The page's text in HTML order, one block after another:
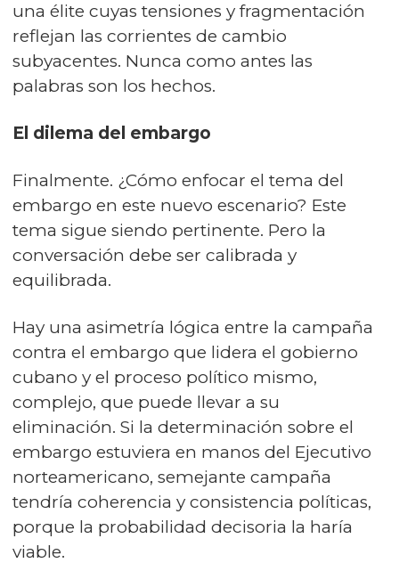
una élite cuyas tensiones y fragmentación
reflejan las corrientes de cambio
subyacentes. Nunca como antes las
palabras son los hechos.
El dilema del embargo
Finalmente. ¿Cómo enfocar el tema del
embargo en este nuevo escenario? Este
tema sigue siendo pertinente. Pero la
conversación debe ser calibrada y
equilibrada.
Hay una asimetría lógica entre la campaña
contra el embargo que lidera el gobierno
cubano y el proceso político mismo,
complejo, que puede llevar a su
eliminación. Si la determinación sobre el
embargo estuviera en manos del Ejecutivo
norteamericano, semejante campaña
tendría coherencia y consistencia políticas,
porque la probabilidad decisoria la haría
viable.